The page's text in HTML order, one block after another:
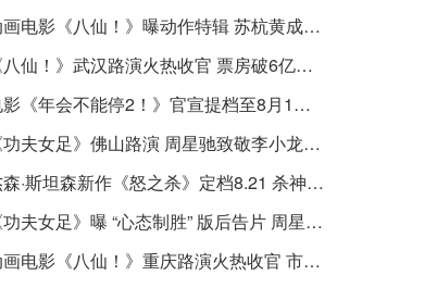
电影《八仙！》曝动作特辑 苏杭黄成希强强联手铸就超燃打戏
八仙！》武汉路演火热收官 票房破6亿观众热情高涨
《年会不能停2！》官宣提档至8月1日 爆笑狂欢提前加载请接收
功夫女足》佛山路演 周星驰致敬李小龙并诠释功夫精神内核
·斯坦森新作《怒之杀》定档8.21 杀神回归解恨复仇全球同步开杀
功夫女足》曝 “心态制胜” 版后告片 周星驰路演畅谈影片里的民族勇气
电影《八仙！》重庆路演火热收官 市井烟火气圈粉山城观众